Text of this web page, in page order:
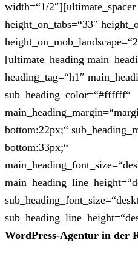
width=“1/2″][ultimate_spacer
height_on_tabs=“33″
[ultimate_heading
heading_tag=“h1″
sub_heading_color=“#ffffff“
bottom:22px;“
bottom:33px;“
WordPress-Agentur in der